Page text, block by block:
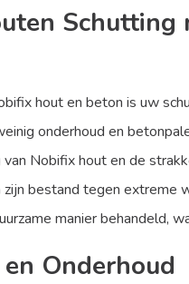
Schutting
hout en beton is uw
onderhoud en
Nobifix hout en de
bestand tegen extreme
manier behandeld,
Onderhoud